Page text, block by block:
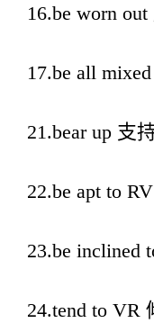
16.be worn
17.be all
21.bear up 支
22.be apt to
23.be inclined
24.tend to VR